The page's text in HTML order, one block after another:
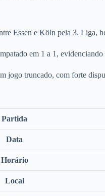
Essen e Köln pela 3. Liga,
em 1 a 1,
jogo truncado, com forte
Partida
Data
Horário
Local